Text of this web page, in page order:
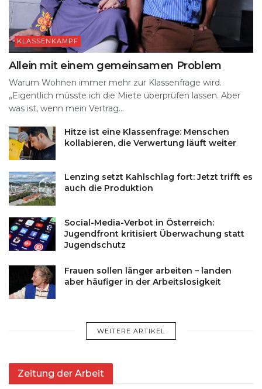
KLASSENKAMPF
Allein mit einem gemeinsamen Problem
Warum Wohnen immer mehr zur Klassenfrage wird.
„Eigentlich müsste ich die Miete überprüfen lassen. Aber
was ist, wenn mein Vertrag...
Hitze ist eine Klassenfrage: Menschen
kollabieren, die Verwertung läuft weiter
Lenzing setzt Kahlschlag fort: Jetzt trifft es
auch die Produktion
Social-Media-Verbot in Österreich:
Jugendfront kritisiert Überwachung statt
Jugendschutz
Frauen sollen länger arbeiten – landen
aber häufiger in der Arbeitslosigkeit
WEITERE ARTIKEL
Zeitung der Arbeit